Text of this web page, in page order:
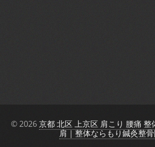
© 2026京都 北区 上京区 肩こり 腰痛 整
肩｜整体ならもり鍼灸整